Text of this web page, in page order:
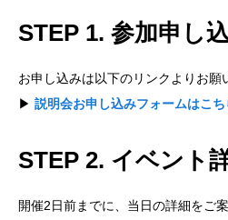
STEP 1. 参加申し
お申し込みは以下のリンクよりお願
▶ 説明会お申し込みフォームはこち
STEP 2. イベント
開催2日前までに、当日の詳細をご